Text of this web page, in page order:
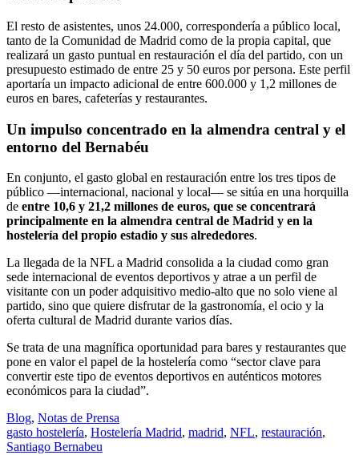
El resto de asistentes, unos 24.000, correspondería a público local,
tanto de la Comunidad de Madrid como de la propia capital, que
realizará un gasto puntual en restauración el día del partido, con un
presupuesto estimado de entre 25 y 50 euros por persona. Este perfil
aportaría un impacto adicional de entre 600.000 y 1,2 millones de
euros en bares, cafeterías y restaurantes.
Un impulso concentrado en la almendra central y el
entorno del Bernabéu
En conjunto, el gasto global en restauración entre los tres tipos de
público —internacional, nacional y local— se sitúa en una horquilla
de entre 10,6 y 21,2 millones de euros, que se concentrará
principalmente en la almendra central de Madrid y en la
hostelería del propio estadio y sus alrededores.
La llegada de la NFL a Madrid consolida a la ciudad como gran
sede internacional de eventos deportivos y atrae a un perfil de
visitante con un poder adquisitivo medio-alto que no solo viene al
partido, sino que quiere disfrutar de la gastronomía, el ocio y la
oferta cultural de Madrid durante varios días.
Se trata de una magnífica oportunidad para bares y restaurantes que
pone en valor el papel de la hostelería como “sector clave para
convertir este tipo de eventos deportivos en auténticos motores
económicos para la ciudad”.
Blog, Notas de Prensa
gasto hostelería, Hostelería Madrid, madrid, NFL, restauración,
Santiago Bernabeu